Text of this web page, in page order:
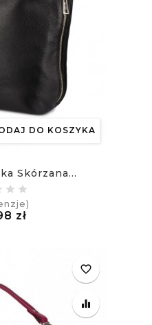
DO KOSZYKA
Skórzana...
zł
favorite_border
equalizer